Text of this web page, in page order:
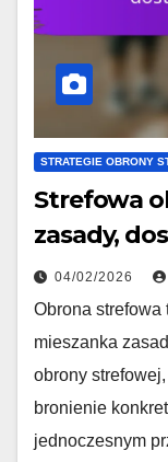
STRATEGIE OBRONY
Strefowa
zasady,
04/02/2026
Obrona strefowa
mieszanka
obrony
bronienie
jednoczesnym